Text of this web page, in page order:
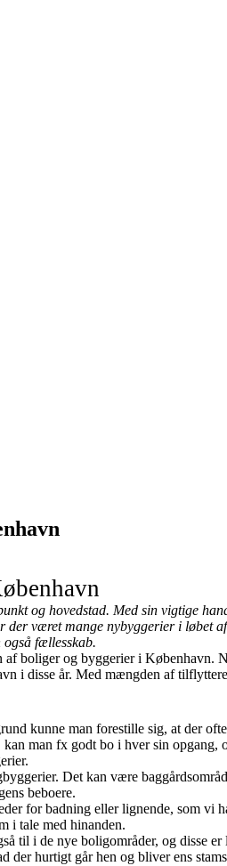
og hovedstad. Med sin vigtige
været mange nybyggerier i løbet
fællesskab.
boliger og byggerier i
i disse år. Med mængden af
kunne man forestille sig, at der
man fx godt bo i hver sin
Det kan være
beboere.
for badning eller lignende, som
i tale med hinanden.
til i de nye boligområder, og disse
der hurtigt går hen og bliver ens